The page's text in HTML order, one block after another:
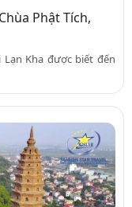
Phật Tích,
Kha được biết đến